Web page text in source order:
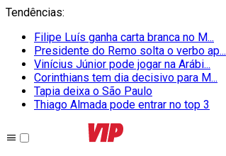
Tendências:
Filipe Luís ganha carta branca no M...
Presidente do Remo solta o verbo ap...
Vinícius Júnior pode jogar na Arábi...
Corinthians tem dia decisivo para M...
Tapia deixa o São Paulo
Thiago Almada pode entrar no top 3